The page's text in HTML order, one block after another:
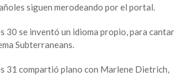
siguen merodeando por el portal.
30 se inventó un idioma propio, para cantar
Subterraneans.
31 compartió plano con Marlene Dietrich,